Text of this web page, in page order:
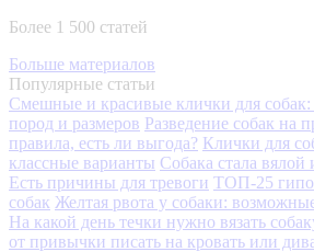
Более 1 500 статей
Больше материалов
Популярные статьи
Смешные и красивые клички для собак:
пород и размеров Разведение собак на
правила, есть ли выгода? Клички для
классные варианты Собака стала вялой
Есть причины для тревоги ТОП-25
собак Желтая рвота у собаки:
На какой день течки нужно вязать
от привычки писать на кровать или